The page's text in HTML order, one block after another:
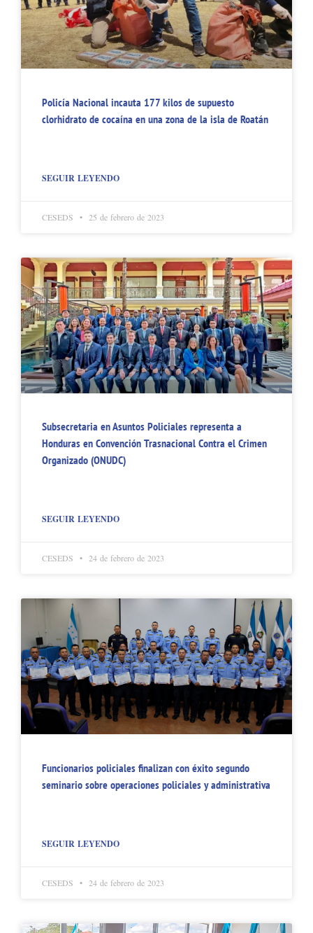
Policía Nacional incauta 177 kilos de supuesto
clorhidrato de cocaína en una zona de la isla de Roatán
SEGUIR LEYENDO
CESEDS 25 de febrero de 2023
Subsecretaria en Asuntos Policiales representa a
Honduras en Convención Trasnacional Contra el Crimen
Organizado (ONUDC)
SEGUIR LEYENDO
CESEDS 24 de febrero de 2023
Funcionarios policiales finalizan con éxito segundo
seminario sobre operaciones policiales y administrativa
SEGUIR LEYENDO
CESEDS 24 de febrero de 2023